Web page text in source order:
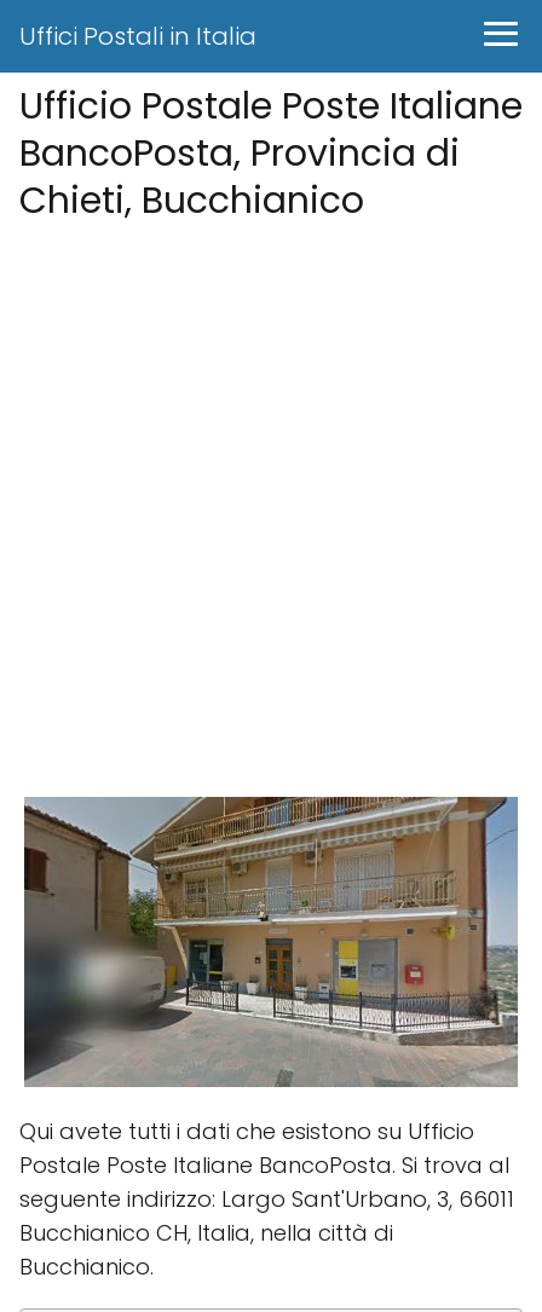
Uffici Postali in Italia
Ufficio Postale Poste Italiane
BancoPosta, Provincia di
Chieti, Bucchianico
Qui avete tutti i dati che esistono su Ufficio
Postale Poste Italiane BancoPosta. Si trova al
seguente indirizzo: Largo Sant'Urbano, 3, 66011
Bucchianico CH, Italia, nella città di
Bucchianico.